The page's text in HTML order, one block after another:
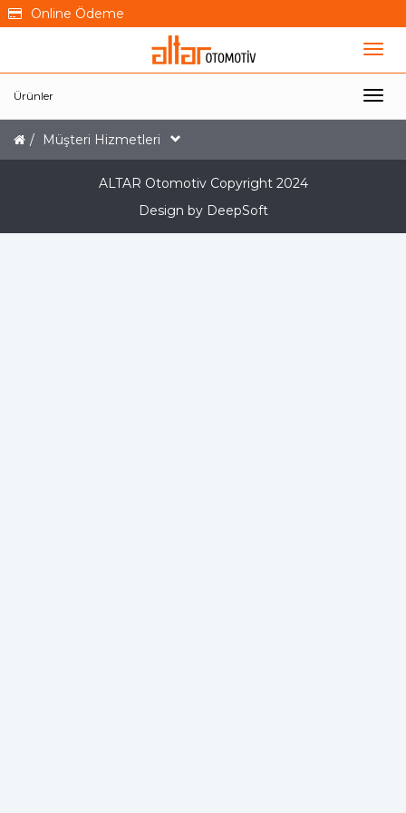
Online Ödeme
Ürünler
Müşteri Hizmetleri
ALTAR Otomotiv Copyright 2024
Design by DeepSoft